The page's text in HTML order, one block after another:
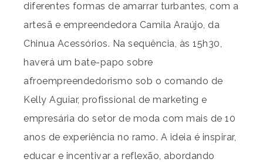
diferentes formas de amarrar turbantes, com a
artesã e empreendedora Camila Araújo, da
Chinua Acessórios. Na sequência, às 15h30,
haverá um bate-papo sobre
afroempreendedorismo sob o comando de
Kelly Aguiar, profissional de marketing e
empresária do setor de moda com mais de 10
anos de experiência no ramo. A ideia é inspirar,
educar e incentivar a reflexão, abordando